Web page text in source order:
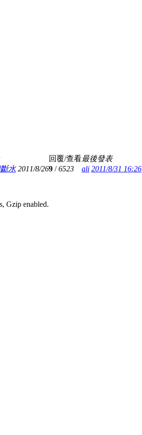
回覆/查看最後發表
水 2011/8/269 /6523 ali 2011/8/31 16:26
Gzip enabled.